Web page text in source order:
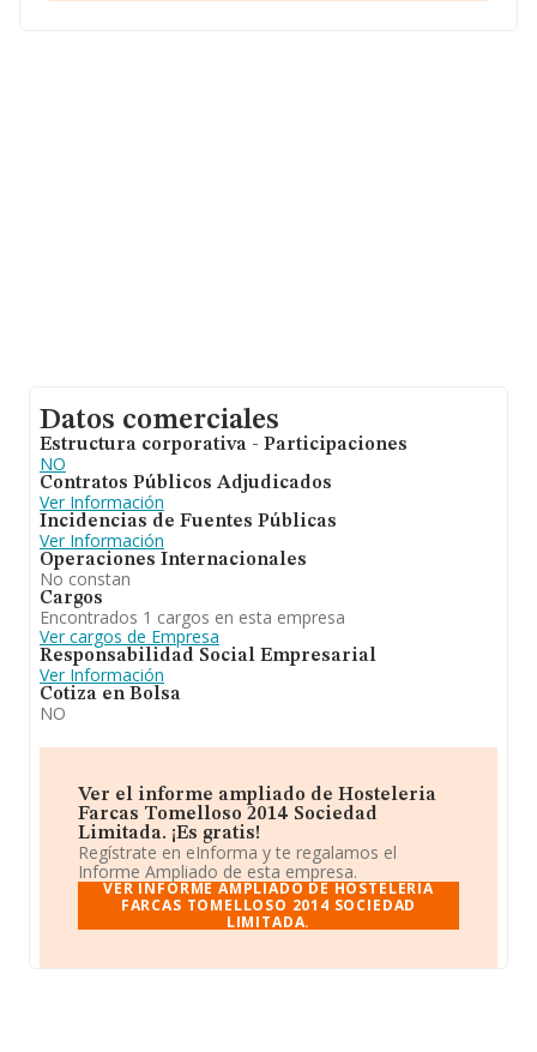
Datos comerciales
Estructura corporativa - Participaciones
NO
Contratos Públicos Adjudicados
Ver Información
Incidencias de Fuentes Públicas
Ver Información
Operaciones Internacionales
No constan
Cargos
Encontrados 1 cargos en esta empresa
Ver cargos de Empresa
Responsabilidad Social Empresarial
Ver Información
Cotiza en Bolsa
NO
Ver el informe ampliado de Hosteleria
Farcas Tomelloso 2014 Sociedad
Limitada. ¡Es gratis!
Regístrate en eInforma y te regalamos el
Informe Ampliado de esta empresa.
VER INFORME AMPLIADO DE HOSTELERIA
FARCAS TOMELLOSO 2014 SOCIEDAD
LIMITADA.